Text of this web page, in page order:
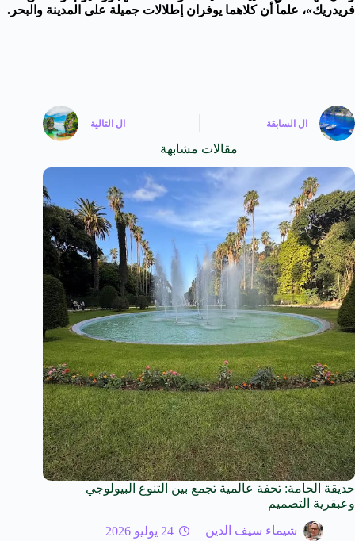
فريدريك»، علماً أن كلاهما يوفران إطلالات جميلة على المدينة والبحر.
ال السابقة ال التالية
مقالات مشابهة
حديقة الحامة: تحفة عالمية تجمع بين التنوع البيولوجي
وعبقرية التصميم
شيماء سيف الدين
24 يوليو 2026